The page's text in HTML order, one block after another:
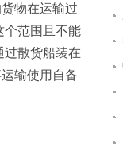
物在运输过
个范围且不能
过散货船装在
输使用自备